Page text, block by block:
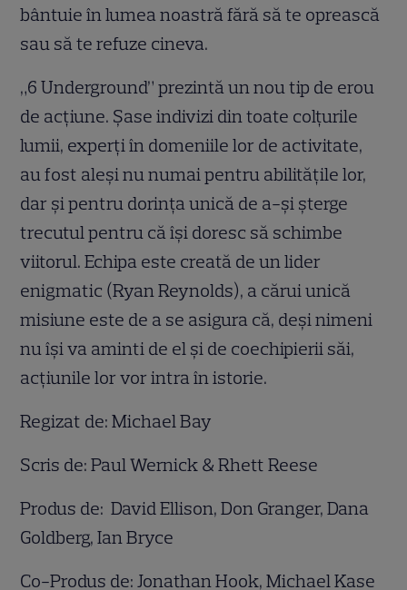
bântuie în lumea noastră fără să te oprească
sau să te refuze cineva.
„6 Underground” prezintă un nou tip de erou
de acțiune. Șase indivizi din toate colțurile
lumii, experți în domeniile lor de activitate,
au fost aleși nu numai pentru abilitățile lor,
dar și pentru dorința unică de a-și șterge
trecutul pentru că își doresc să schimbe
viitorul. Echipa este creată de un lider
enigmatic (Ryan Reynolds), a cărui unică
misiune este de a se asigura că, deși nimeni
nu își va aminti de el și de coechipierii săi,
acțiunile lor vor intra în istorie.
Regizat de: Michael Bay
Scris de: Paul Wernick & Rhett Reese
Produs de: David Ellison, Don Granger, Dana
Goldberg, Ian Bryce
Co-Produs de: Jonathan Hook, Michael Kase